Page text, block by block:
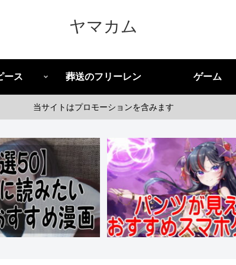
ヤマカム
ース 葬送のフリーレン ゲーム
当サイトはプロモーションを含みます